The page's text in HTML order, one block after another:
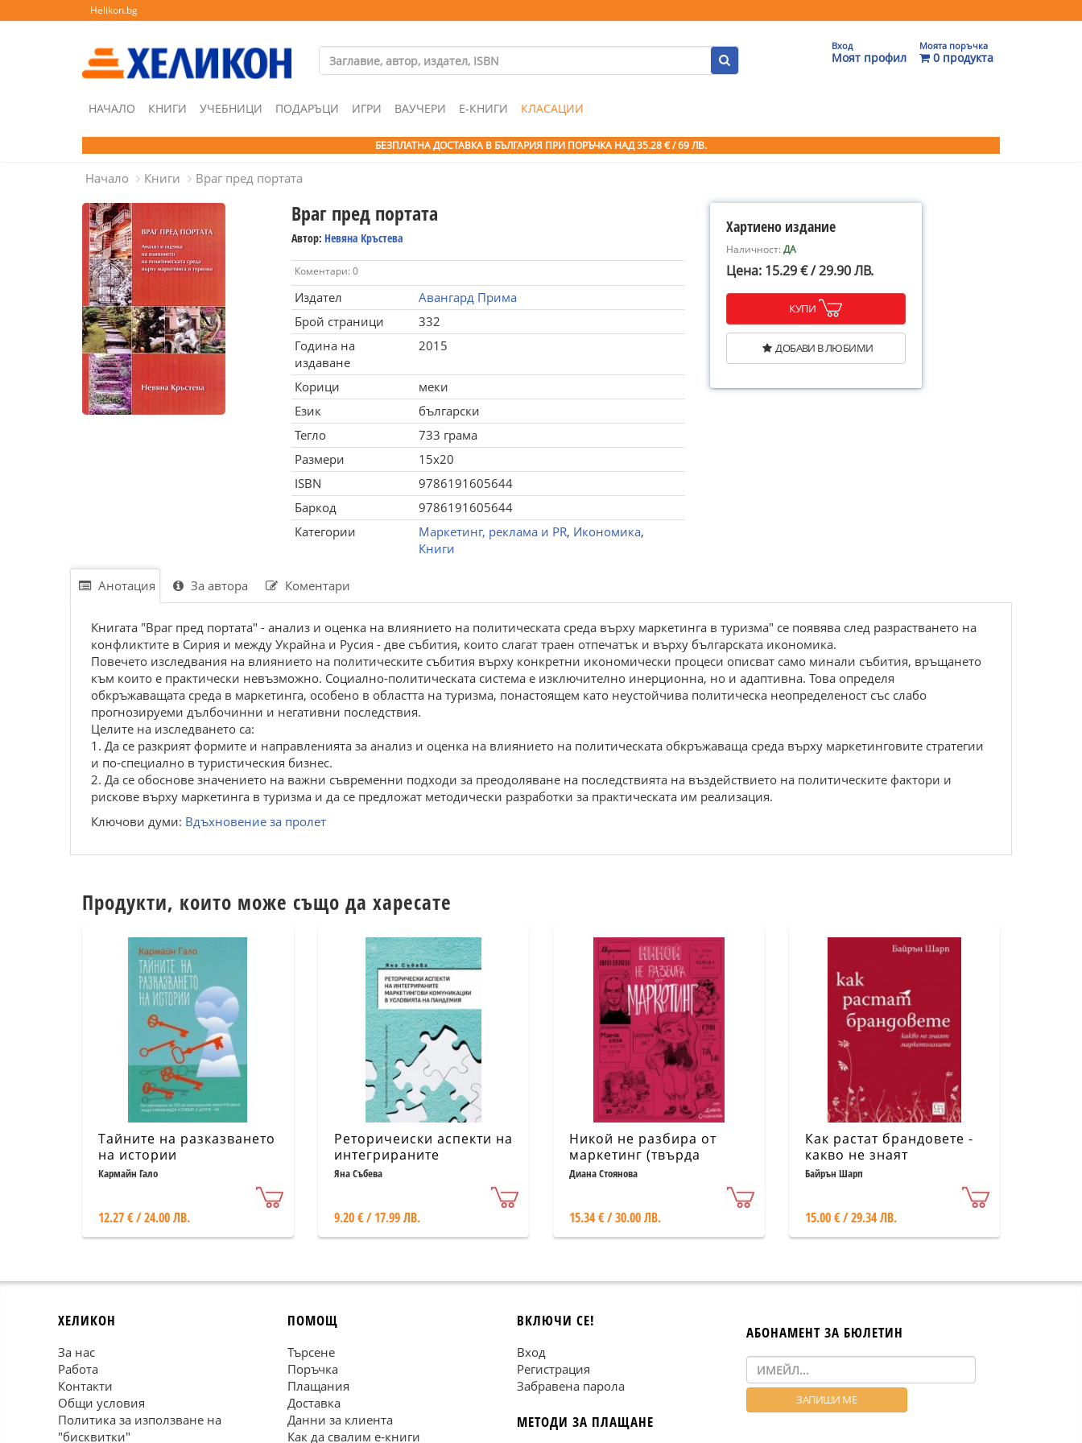
Helikon.bg
Вход
Моят профил
Моята поръчка
0 продукта
НАЧАЛО КНИГИ УЧЕБНИЦИ ПОДАРЪЦИ ИГРИ ВАУЧЕРИ Е-КНИГИ КЛАСАЦИИ
БЕЗПЛАТНА ДОСТАВКА В БЪЛГАРИЯ ПРИ ПОРЪЧКА НАД 35.28 € / 69 ЛВ.
Начало Книги Враг пред портата
Враг пред портата
Автор: Невяна Кръстева
Коментари: 0
Издател
Авангард Прима
Брой страници
332
Година на
издаване
2015
Корици
меки
Език
български
Тегло
733 грама
Размери
15x20
ISBN
9786191605644
Баркод
9786191605644
Категории
Маркетинг, реклама и PR, Икономика,
Книги
Хартиено издание
Наличност:ДА
Цена: 15.29 € / 29.90 ЛВ.
КУПИ
ДОБАВИ В ЛЮБИМИ
Анотация За автора Коментари
Книгата "Враг пред портата" - анализ и оценка на влиянието на политическата среда върху маркетинга в туризма" се появява след разрастването на
конфликтите в Сирия и между Украйна и Русия - две събития, които слагат траен отпечатък и върху българската икономика.
Повечето изследвания на влиянието на политическите събития върху конкретни икономически процеси описват само минали събития, връщането
към които е практически невъзможно. Социално-политическата система е изключително инерционна, но и адаптивна. Това определя
обкръжаващата среда в маркетинга, особено в областта на туризма, понастоящем като неустойчива политическа неопределеност със слабо
прогнозируеми дълбочинни и негативни последствия.
Целите на изследването са:
1. Да се разкрият формите и направленията за анализ и оценка на влиянието на политическата обкръжаваща среда върху маркетинговите стратегии
и по-специално в туристическия бизнес.
2. Да се обоснове значението на важни съвременни подходи за преодоляване на последствията на въздействието на политическите фактори и
рискове върху маркетинга в туризма и да се предложат методически разработки за практическата им реализация.
Ключови думи: Вдъхновение за пролет
Продукти, които може също да харесате
Тайните на разказването
на истории
Кармайн Гало
12.27 € / 24.00 ЛВ.
Реторичеиски аспекти на
интегрираните
маркетингови
условията на пандемия
Яна Събева
9.20 € / 17.99 ЛВ.
Никой не разбира от
маркетинг (твърда
корица)
Диана Стоянова
15.34 € / 30.00 ЛВ.
Как растат брандовете -
какво не знаят
маркетолозите
Байрън Шарп
15.00 € / 29.34 ЛВ.
ХЕЛИКОН
За нас
Работа
Контакти
Общи условия
Политика за използване на
"бисквитки"
ПОМОЩ
Търсене
Поръчка
Плащания
Доставка
Данни за клиента
Как да свалим е-книги
ВКЛЮЧИ СЕ!
Вход
Регистрация
Забравена парола
МЕТОДИ ЗА ПЛАЩАНЕ
АБОНАМЕНТ ЗА БЮЛЕТИН